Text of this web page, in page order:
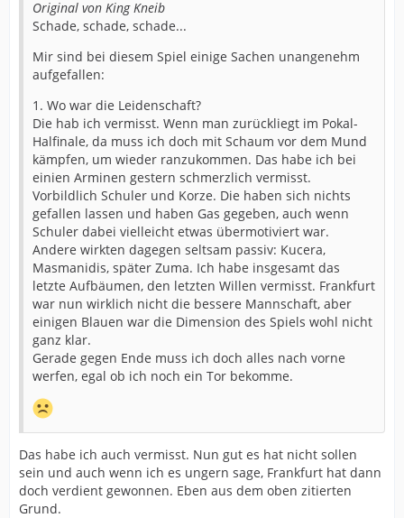
Original von King Kneib
Schade, schade, schade...
Mir sind bei diesem Spiel einige Sachen unangenehm
aufgefallen:
1. Wo war die Leidenschaft?
Die hab ich vermisst. Wenn man zurückliegt im Pokal-
Halfinale, da muss ich doch mit Schaum vor dem Mund
kämpfen, um wieder ranzukommen. Das habe ich bei
einien Arminen gestern schmerzlich vermisst.
Vorbildlich Schuler und Korze. Die haben sich nichts
gefallen lassen und haben Gas gegeben, auch wenn
Schuler dabei vielleicht etwas übermotiviert war.
Andere wirkten dagegen seltsam passiv: Kucera,
Masmanidis, später Zuma. Ich habe insgesamt das
letzte Aufbäumen, den letzten Willen vermisst. Frankfurt
war nun wirklich nicht die bessere Mannschaft, aber
einigen Blauen war die Dimension des Spiels wohl nicht
ganz klar.
Gerade gegen Ende muss ich doch alles nach vorne
werfen, egal ob ich noch ein Tor bekomme.
Das habe ich auch vermisst. Nun gut es hat nicht sollen
sein und auch wenn ich es ungern sage, Frankfurt hat dann
doch verdient gewonnen. Eben aus dem oben zitierten
Grund.